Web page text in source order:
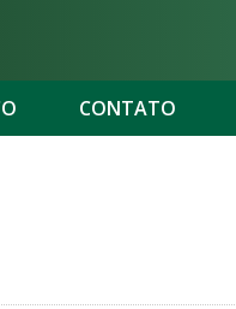
CONTATO